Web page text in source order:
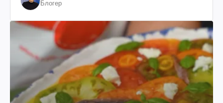
Блогер